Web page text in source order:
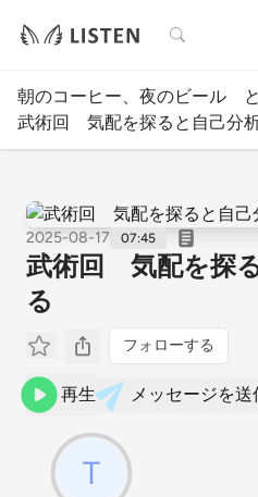
検索
朝のコーヒー、夜のビール
武術回 気配を探ると自己分
2025-08-17 07:45
武術回 気配を探
る
フォローする
再生 メッセージを送